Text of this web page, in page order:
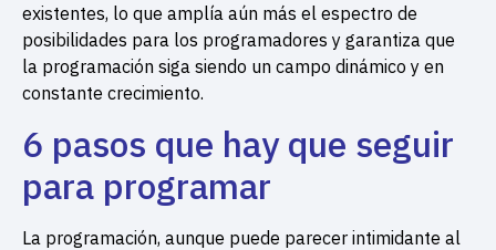
existentes, lo que amplía aún más el espectro de
posibilidades para los programadores y garantiza que
la programación siga siendo un campo dinámico y en
constante crecimiento.
6 pasos que hay que seguir
para programar
La programación, aunque puede parecer intimidante al